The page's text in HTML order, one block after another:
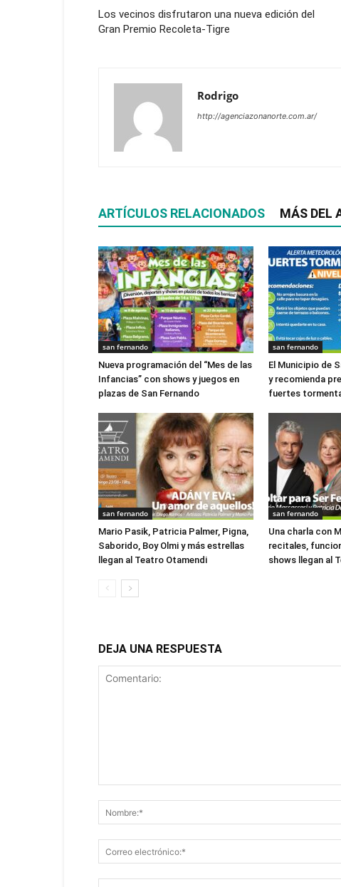
Los vecinos disfrutaron una nueva edición del
Gran Premio Recoleta-Tigre
Rodrigo
http://agenciazonanorte.com.ar/
ARTÍCULOS RELACIONADOS MÁS DEL
san fernando
Nueva programación del “Mes de las
Infancias” con shows y juegos en
plazas de San Fernando
san fernando
El Municipio de
y recomienda
fuertes
san fernando
Mario Pasik, Patricia Palmer, Pigna,
Saborido, Boy Olmi y más estrellas
llegan al Teatro Otamendi
san fernando
Una charla con
recitales,
shows llegan al
DEJA UNA RESPUESTA